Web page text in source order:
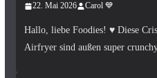
22. Mai 2026 Carol 💙
Hallo, liebe Foodies! ♥︎ Diese
Airfryer sind außen super